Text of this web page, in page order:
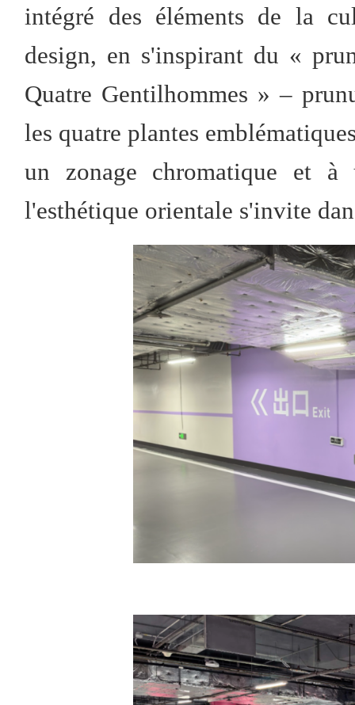
intégré des éléments de la
design, en s'inspirant du «
Quatre Gentilhommes » –
les quatre plantes
un zonage chromatique et à
l'esthétique orientale s'invite